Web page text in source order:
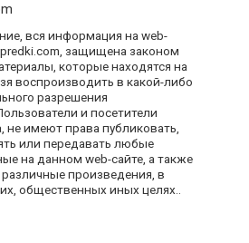
вся информация на web-
защищена законом
которые находятся на
воспроизводить в какой-либо
разрешения
и посетители
не имеют права публиковать,
или передавать любые
на данном web-сайте, а также
произведения, в
общественных иных целях..